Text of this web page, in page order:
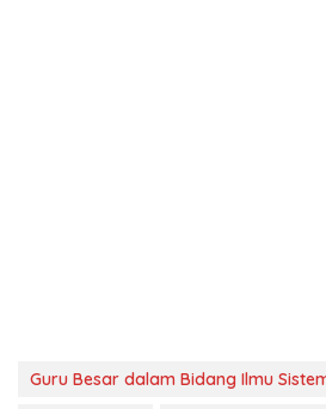
Guru Besar dalam Bidang Ilmu